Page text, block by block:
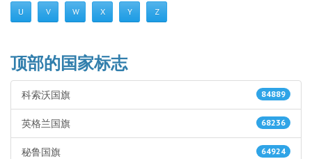
U V W X Y Z
顶部的国家标志
84889
科索沃国旗
68236
英格兰国旗
64924
秘鲁国旗